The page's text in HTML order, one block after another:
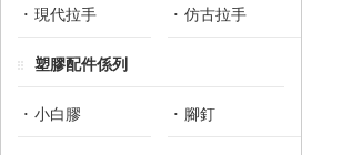
現代拉手 仿古拉手
塑膠配件係列
小白膠 腳釘